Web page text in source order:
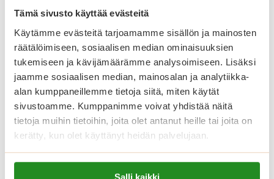
Tämä sivusto käyttää evästeitä
Käytämme evästeitä tarjoamamme sisällön ja mainosten
räätälöimiseen, sosiaalisen median ominaisuuksien
tukemiseen ja kävijämäärämme analysoimiseen. Lisäksi
jaamme sosiaalisen median, mainosalan ja analytiikka-
alan kumppaneillemme tietoja siitä, miten käytät
sivustoamme. Kumppanimme voivat yhdistää näitä
tietoja muihin tietoihin, joita olet antanut heille tai joita on
kerätty, kun olet käyttänyt heidän palvelujaan.
Lue lisää evästeistä:
omassa kodissasi, jonka voit sisustaa
mieleiseksesi. Kaikissa
senioriasunnoissa on ilmava
pohjaratkaisu, nykyaikainen keittiö,
esteetön kylpyhuone ja turvapuhelin.
Viihtyisissä yhteistiloissa ovat upeat
talvipuutarhat, ravintoloita, kirjasto,
saunaosasto sisä- ja ulkoaltaineen.
Saga-palvelutalon asunnoissa asut
turvallisesti ja saat apua aina, kun sitä